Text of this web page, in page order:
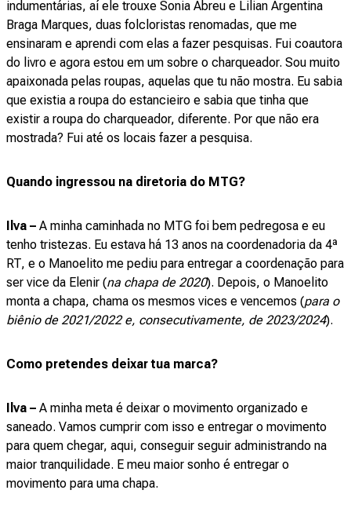
indumentárias, aí ele trouxe Sonia Abreu e Lilian Argentina
Braga Marques, duas folcloristas renomadas, que me
ensinaram e aprendi com elas a fazer pesquisas. Fui coautora
do livro e agora estou em um sobre o charqueador. Sou muito
apaixonada pelas roupas, aquelas que tu não mostra. Eu sabia
que existia a roupa do estancieiro e sabia que tinha que
existir a roupa do charqueador, diferente. Por que não era
mostrada? Fui até os locais fazer a pesquisa.
Quando ingressou na diretoria do MTG?
Ilva – A minha caminhada no MTG foi bem pedregosa e eu
tenho tristezas. Eu estava há 13 anos na coordenadoria da 4ª
RT, e o Manoelito me pediu para entregar a coordenação para
ser vice da Elenir (na chapa de 2020). Depois, o Manoelito
monta a chapa, chama os mesmos vices e vencemos (para o
biênio de 2021/2022 e, consecutivamente, de 2023/2024).
Como pretendes deixar tua marca?
Ilva – A minha meta é deixar o movimento organizado e
saneado. Vamos cumprir com isso e entregar o movimento
para quem chegar, aqui, conseguir seguir administrando na
maior tranquilidade. E meu maior sonho é entregar o
movimento para uma chapa.